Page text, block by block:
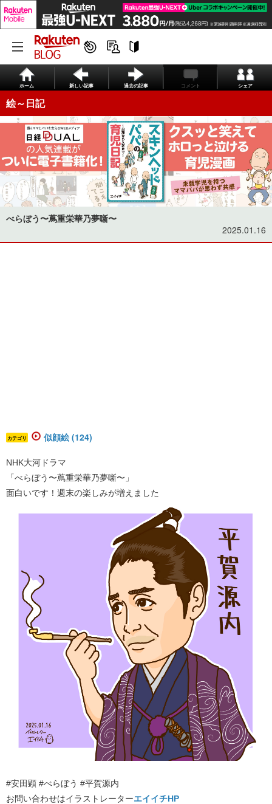
ホーム 新しい記事 過去の記事 コメント シェア
絵～日記
べらぼう〜蔦重栄華乃夢噺〜
2025.01.16
カテゴリ 似顔絵 (124)
NHK大河ドラマ
「べらぼう〜蔦重栄華乃夢噺〜」
面白いです！週末の楽しみが増えました
#安田顕 #べらぼう #平賀源内
お問い合わせはイラストレーターエイイチHP